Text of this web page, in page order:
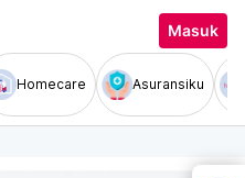
Masuk
Homecare Asuransiku